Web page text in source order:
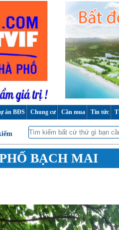
án BĐS Chung cư Cần mua Tin tức
BẠCH MAI